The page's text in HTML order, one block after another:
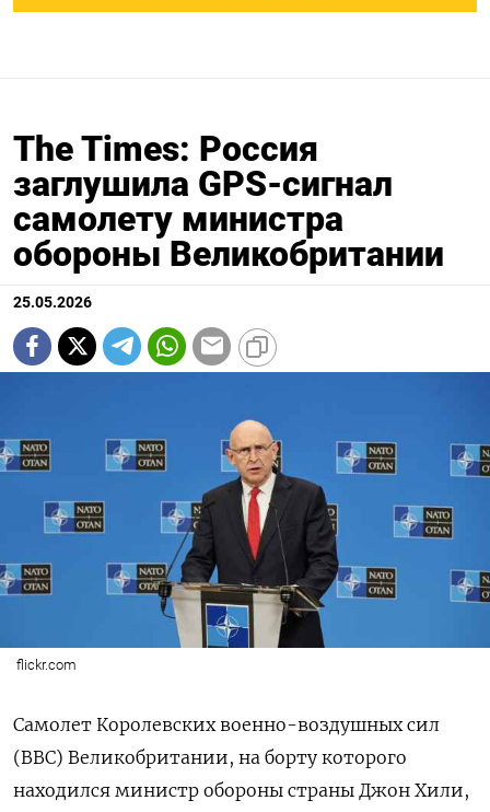
The Times: Россия
заглушила GPS-сигнал
самолету министра
обороны Великобритании
25.05.2026
flickr.com
Самолет Королевских военно-воздушных сил
(ВВС) Великобритании, на борту которого
находился министр обороны страны Джон Хили,